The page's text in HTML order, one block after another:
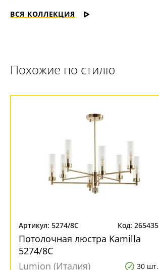
ВСЯ КОЛЛЕКЦИЯ
Похожие по стилю
Артикул: 5274/8C Код: 265435
Потолочная люстра Kamilla
5274/8C
Lumion (Италия)
30 шт.